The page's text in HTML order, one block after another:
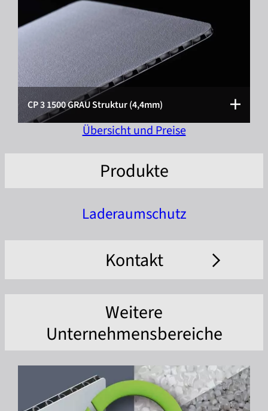
CP 3 1500 GRAU Struktur (4,4mm)
Übersicht und Preise
Produkte
Laderaumschutz
Kontakt
Vor-/Nachname *
Weitere
Unternehmensbereiche